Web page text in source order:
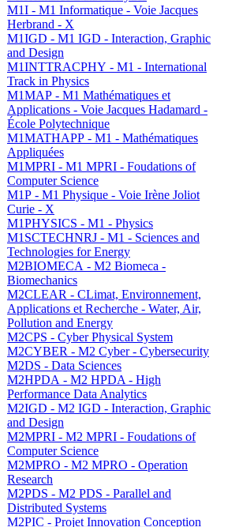
M1I - M1 Informatique - Voie Jacques
Herbrand - X
M1IGD - M1 IGD - Interaction, Graphic
and Design
M1INTTRACPHY - M1 - International
Track in Physics
M1MAP - M1 Mathématiques et
Applications - Voie Jacques Hadamard -
École Polytechnique
M1MATHAPP - M1 - Mathématiques
Appliquées
M1MPRI - M1 MPRI - Foudations of
Computer Science
M1P - M1 Physique - Voie Irène Joliot
Curie - X
M1PHYSICS - M1 - Physics
M1SCTECHNRJ - M1 - Sciences and
Technologies for Energy
M2BIOMECA - M2 Biomeca -
Biomechanics
M2CLEAR - CLimat, Environnement,
Applications et Recherche - Water, Air,
Pollution and Energy
M2CPS - Cyber Physical System
M2CYBER - M2 Cyber - Cybersecurity
M2DS - Data Sciences
M2HPDA - M2 HPDA - High
Performance Data Analytics
M2IGD - M2 IGD - Interaction, Graphic
and Design
M2MPRI - M2 MPRI - Foudations of
Computer Science
M2MPRO - M2 MPRO - Operation
Research
M2PDS - M2 PDS - Parallel and
Distributed Systems
M2PIC - Projet Innovation Conception